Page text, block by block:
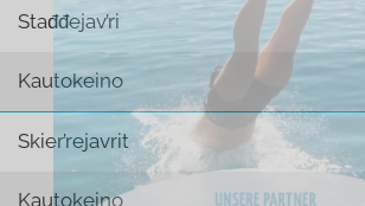
Stađđejav’ri
Kautokeino
Skier’rejavrit
Kautokeino